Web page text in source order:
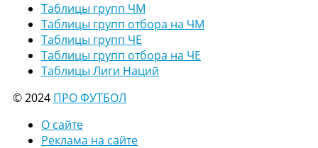
Таблицы групп ЧМ
Таблицы групп отбора на ЧМ
Таблицы групп ЧЕ
Таблицы групп отбора на ЧЕ
Таблицы Лиги Наций
© 2024 ПРО ФУТБОЛ
О сайте
Реклама на сайте